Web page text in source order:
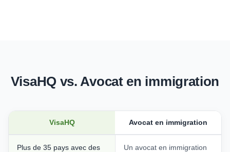
VisaHQ vs. Avocat en immigration
VisaHQ Avocat en immigration
Plus de 35 pays avec des
Un avocat en immigration